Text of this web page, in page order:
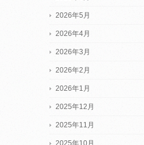
2026年5月
2026年4月
2026年3月
2026年2月
2026年1月
2025年12月
2025年11月
2025年10月